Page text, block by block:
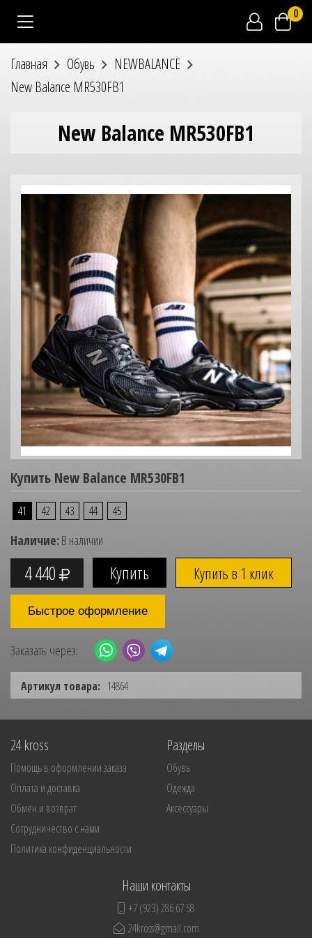
0
Главная Обувь
NEWBALANCE
New Balance MR530FB1
New Balance MR530FB1
Купить New Balance MR530FB1
41 42 43 44 45
Наличие:В наличии
4 440 Купить в 1 клик
Быстрое оформление
Заказать через:
Артикул товара: 14864
24 kross
Помощь в оформлении заказа
Оплата и доставка
Обмен и возврат
Сотрудничество с нами
Политика конфиденциальности
Разделы
Обувь
Одежда
Аксессуары
Наши контакты
+7 (923) 286 67 58
24kross@gmail.com